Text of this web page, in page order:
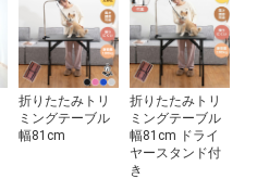
折りたたみトリ
ミングテーブル
幅81cm
折りたたみトリ
ミングテーブル
幅81cm ドライ
ヤースタンド付
き